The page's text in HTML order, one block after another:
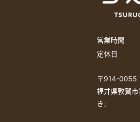
営業時間
定休日
〒914-0055
福井県敦賀
き」